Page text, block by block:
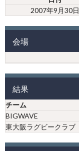
2007年9月30日
会場
結果
チーム
BIGWAVE
東大阪ラグビークラブ